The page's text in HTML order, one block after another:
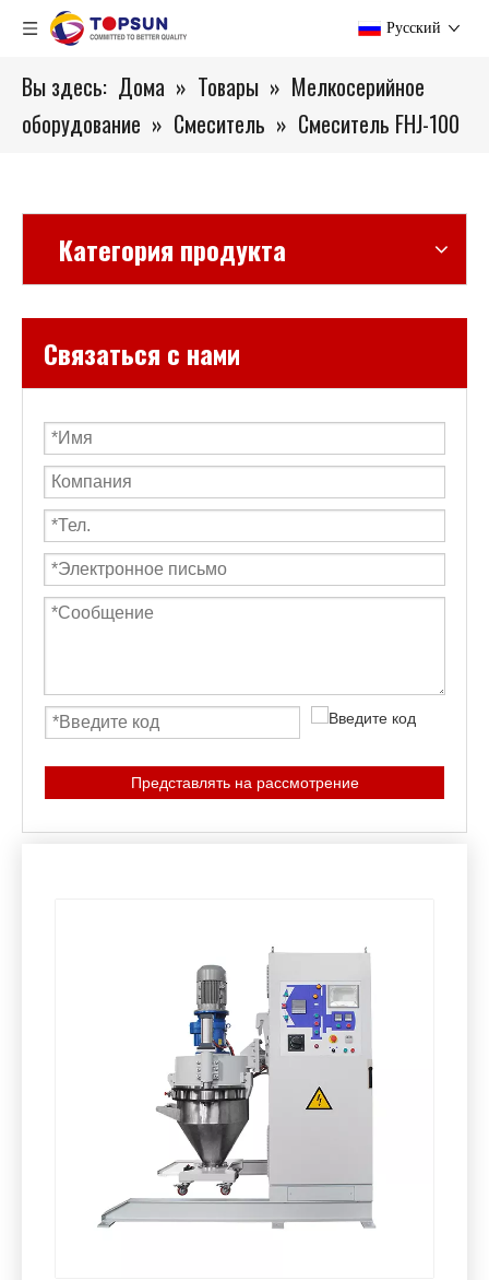
Pусский
Вы здесь: Дома » Товары » Мелкосерийное
оборудование » Смеситель » Смеситель FHJ-100
Категория продукта
Связаться с нами
Представлять на рассмотрение